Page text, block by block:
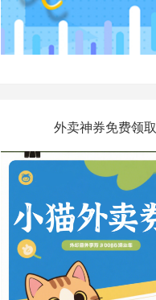
外卖神券免费领取